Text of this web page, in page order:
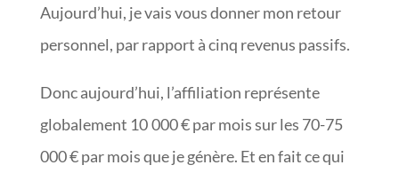
Aujourd’hui, je vais vous donner mon retour
personnel, par rapport à cinq revenus passifs.
Donc aujourd’hui, l’affiliation représente
globalement 10 000 € par mois sur les 70-75
000 € par mois que je génère. Et en fait ce qui